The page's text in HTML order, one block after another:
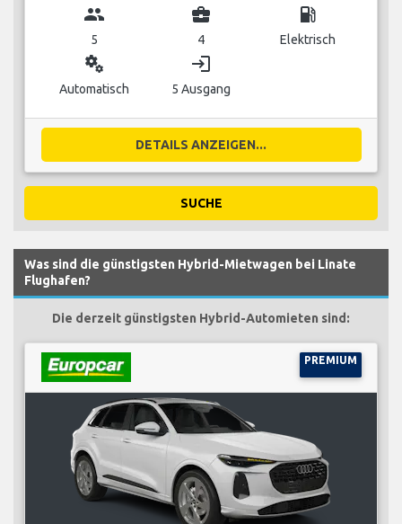
group
5
business_center
4
local_gas_station
Elektrisch
miscellaneous_services
Automatisch
login
5 Ausgang
DETAILS ANZEIGEN...
SUCHE
Was sind die günstigsten Hybrid-Mietwagen bei Linate
Flughafen?
Die derzeit günstigsten Hybrid-Automieten sind:
PREMIUM